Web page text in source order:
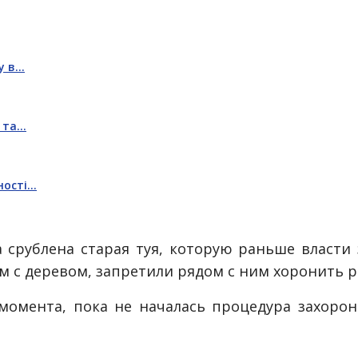
в…
та…
старая туя, которую раньше власти
с деревом, запретили рядом с ним хоронить
пока не началась процедура